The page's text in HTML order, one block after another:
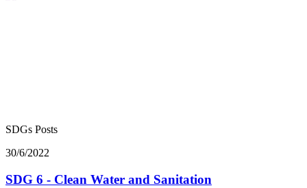
SDGs Posts
30/6/2022
SDG 6 - Clean Water and Sanitation